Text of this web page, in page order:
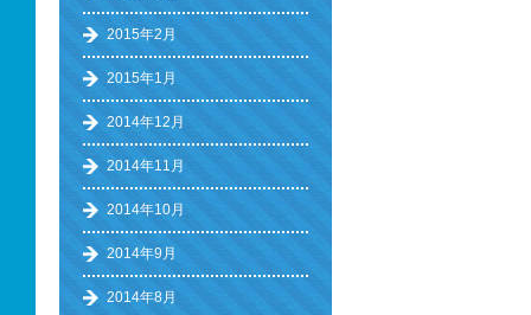
2015年2月
2015年1月
2014年12月
2014年11月
2014年10月
2014年9月
2014年8月